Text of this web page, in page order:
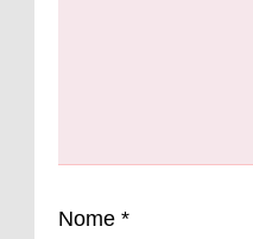
Nome *